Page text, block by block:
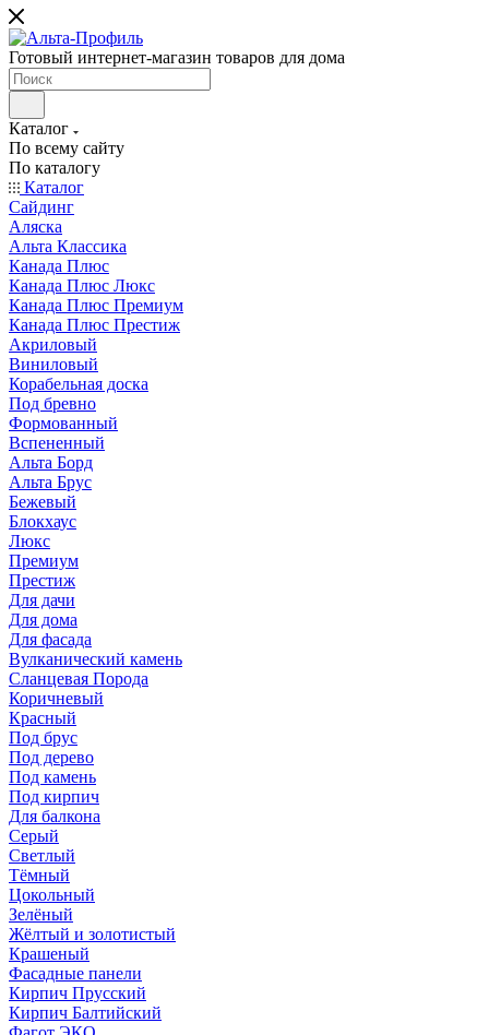
Готовый интернет-магазин товаров для дома
Каталог
По всему сайту
По каталогу
Каталог
Сайдинг
Аляска
Альта Классика
Канада Плюс
Канада Плюс Люкс
Канада Плюс Премиум
Канада Плюс Престиж
Акриловый
Виниловый
Корабельная доска
Под бревно
Формованный
Вспененный
Альта Борд
Альта Брус
Бежевый
Блокхаус
Люкс
Премиум
Престиж
Для дачи
Для дома
Для фасада
Вулканический камень
Сланцевая Порода
Коричневый
Красный
Под брус
Под дерево
Под камень
Под кирпич
Для балкона
Серый
Светлый
Тёмный
Цокольный
Зелёный
Жёлтый и золотистый
Крашеный
Фасадные панели
Кирпич Прусский
Кирпич Балтийский